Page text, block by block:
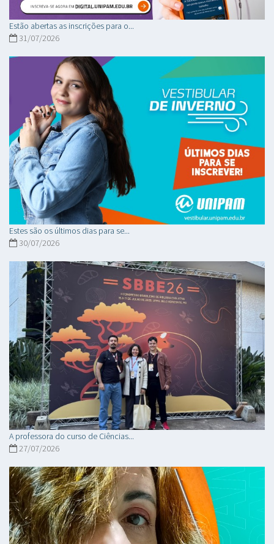
Estão abertas as inscrições para o...
31/07/2026
Estes são os últimos dias para se...
30/07/2026
A professora do curso de Ciências...
27/07/2026